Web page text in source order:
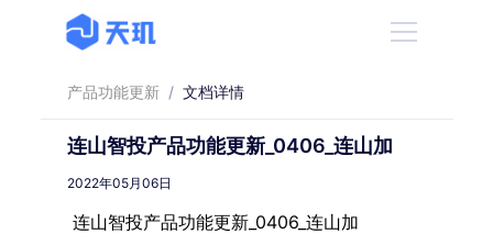
产品功能更新 / 文档详情
连山智投产品功能更新_0406_连山加
2022年05月06日
连山智投产品功能更新_0406_连山加